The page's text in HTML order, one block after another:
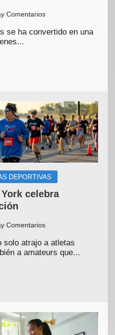
Comentarios
se ha convertido en una
DEPORTIVAS
celebra
Comentarios
solo atrajo a atletas
a amateurs que...